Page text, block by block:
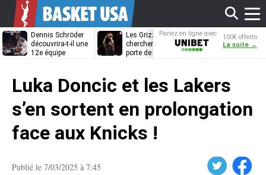
Dennis Schröder
découvrira-t-il une
12e équipe
Les Grizzlies
cherchent déjà une
porte de sortie
Dwane Casey
bientôt coach
Pariez en ligne avec
Unibet
100€ offerts
La suite →
Luka Doncic et les Lakers
s’en sortent en prolongation
face aux Knicks !
Publié le 7/03/2025 à 7:45 Facebook